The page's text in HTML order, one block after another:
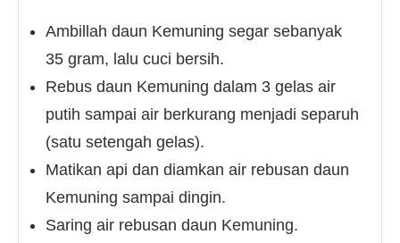
Ambillah daun Kemuning segar sebanyak
35 gram, lalu cuci bersih.
Rebus daun Kemuning dalam 3 gelas air
putih sampai air berkurang menjadi separuh
(satu setengah gelas).
Matikan api dan diamkan air rebusan daun
Kemuning sampai dingin.
Saring air rebusan daun Kemuning.